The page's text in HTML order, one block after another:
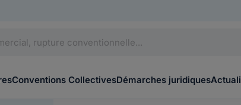
Conventions CollectivesDémarches juridiques